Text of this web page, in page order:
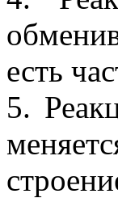
есть
5.